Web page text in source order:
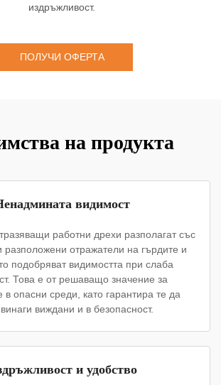
издръжливост.
ПОЛУЧИ ОФЕРТА
на продукта
видимост
работни дрехи разполагат със
разположени отражатели на гърдите и
подобряват видимостта при слаба
Това е от решаващо значение за
в опасни среди, като гарантира те да
виждани и в безопасност.
и удобство